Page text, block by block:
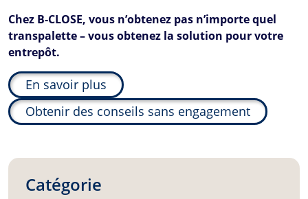
Chez B-CLOSE, vous n’obtenez pas n’importe quel
transpalette – vous obtenez la solution pour votre
entrepôt.
En savoir plus
Obtenir des conseils sans engagement
Catégorie